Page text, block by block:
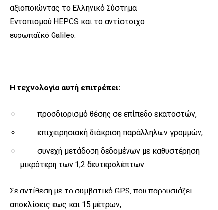
αξιοποιώντας το Ελληνικό Σύστημα
Εντοπισμού HEPOS και το αντίστοιχο
ευρωπαϊκό Galileo.
Η τεχνολογία αυτή επιτρέπει:
προσδιορισμό θέσης σε επίπεδο εκατοστών,
επιχειρησιακή διάκριση παράλληλων γραμμών,
συνεχή μετάδοση δεδομένων με καθυστέρηση
μικρότερη των 1,2 δευτερολέπτων.
Σε αντίθεση με το συμβατικό GPS, που παρουσιάζει
αποκλίσεις έως και 15 μέτρων,